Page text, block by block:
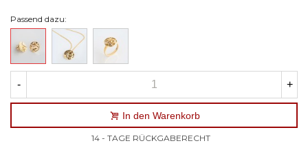
Passend dazu:
- +
In den Warenkorb
14 - TAGE RÜCKGABERECHT